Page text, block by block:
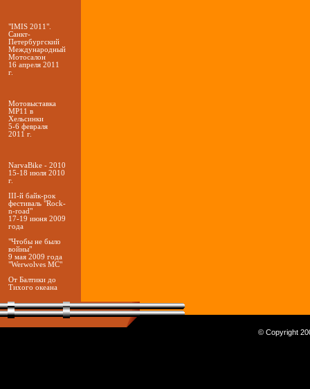
"IMIS 2011".
Санкт-
Петербургский
Международный
Мотосалон
16 апреля 2011
г.
Мотовыставка
MP11 в
Хельсинки
5-6 февраля
2011 г.
NarvaBike - 2010
15-18 июля 2010
г.
III-й байк-рок
фестиваль "Rock-
n-road"
17-19 июня 2009
года
"Чтобы не было
войны"
9 мая 2009 года
"Werwolves MC"
От Балтики до
Тихого океана
© Copyright